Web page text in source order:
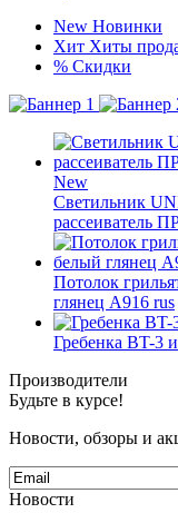
New Новинки
Хит Хиты
% Скидки
New
Светильник
рассеиватель
Потолок
глянец А916 rus
Гребенка BT-
Производители
Будьте в курсе!
Новости, обзоры и
Новости